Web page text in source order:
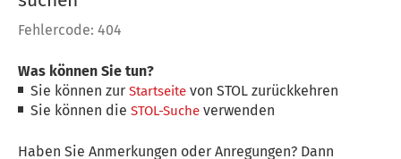
Fehlercode: 404
Was können Sie tun?
Sie können zurStartseite von STOL zurückkehren
Sie können dieSTOL-Suche verwenden
Haben Sie Anmerkungen oder Anregungen? Dann